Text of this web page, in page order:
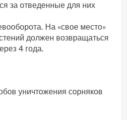
за отведенные для них
На «свое место»
должен возвращаться
4 года.
уничтожения сорняков